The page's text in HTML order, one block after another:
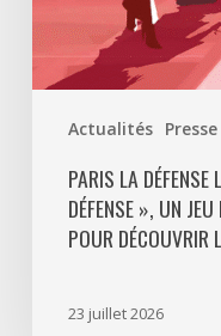
Actualités Presse
d’enquête
à
ciel
découvrir
quartier
PARIS LA
DÉFENSE », UN
POUR DÉCOUVRIR
23 juillet 2026